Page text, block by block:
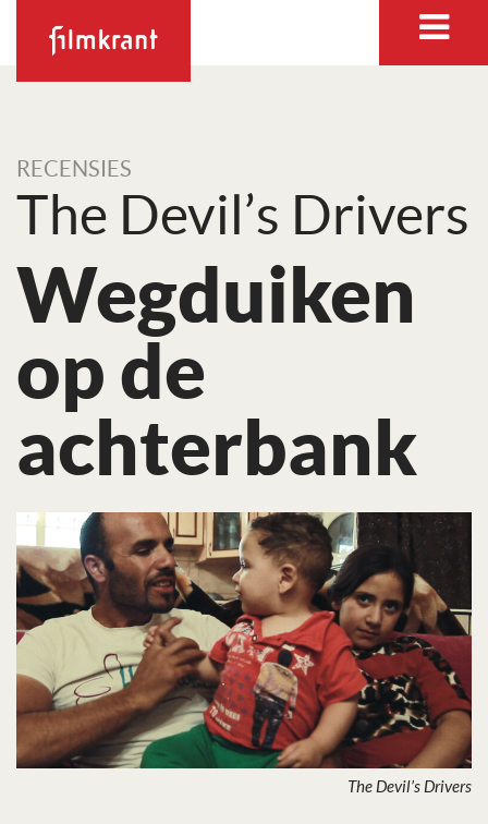
RECENSIES
The Devil’s Drivers
Wegduiken
op de
achterbank
The Devil’s Drivers